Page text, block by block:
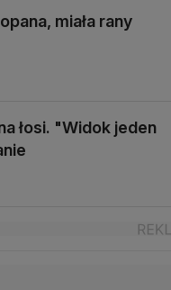
miała rany
łosi. "Widok jeden